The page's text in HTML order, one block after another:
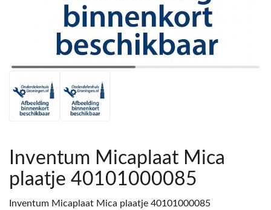
Inventum Micaplaat Mica
plaatje 40101000085
Inventum Micaplaat Mica plaatje 40101000085